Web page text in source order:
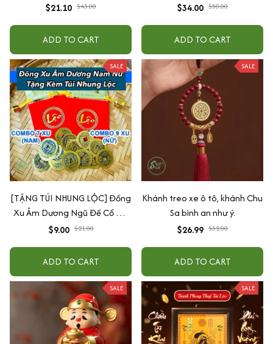
Sen 10 mm - Vòng Tay Hạt Bồ
Đề - Tự Nhiên Bình An Phúc
Lộc
$21.10 $43.00
ADD TO CART
Hợp Từ Xu Cổ Âm Dương
Phong Thủy, Rước Tài Lộc
$34.00 $50.00
ADD TO CART
SALE
[TẶNG TÚI NHUNG LỘC] Đồng
Xu Âm Dương Ngũ Đế Cổ Đã
Khai Quang Xin Lộc Bình An
May Mắn Decor Phong Thuỷ
Cho Nam Nữ
$9.00 $21.00
ADD TO CART
SALE
Khánh treo xe ô tô, khánh Chu
Sa bình an như ý.
$26.99 $32.00
ADD TO CART
SALE SALE